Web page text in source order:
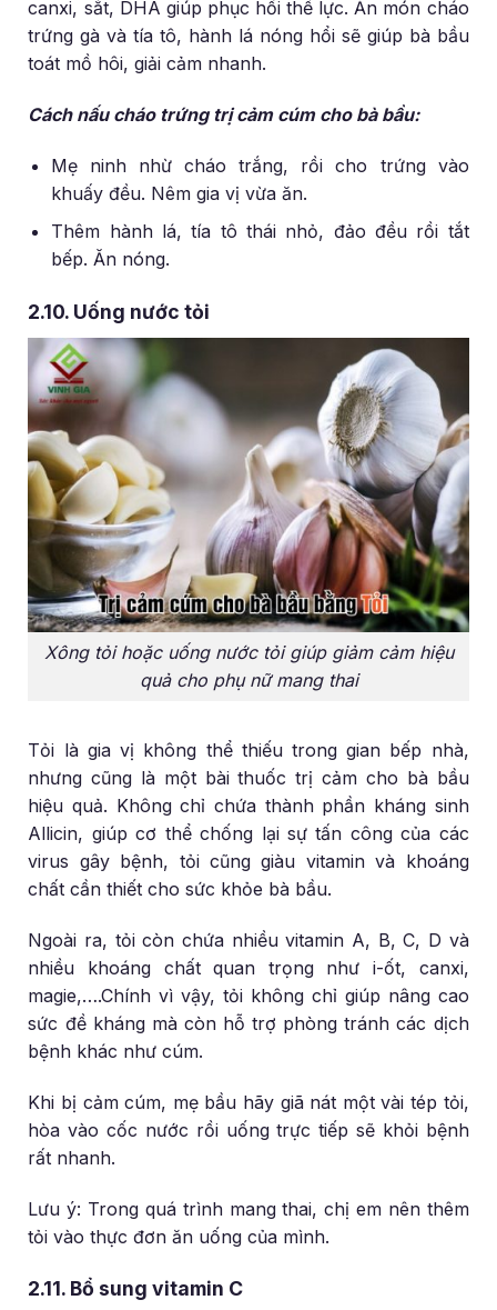
canxi, sắt, DHA giúp phục hồi thể lực. Ăn món cháo
trứng gà và tía tô, hành lá nóng hổi sẽ giúp bà bầu
toát mồ hôi, giải cảm nhanh.
Cách nấu cháo trứng trị cảm cúm cho bà bầu:
Mẹ ninh nhừ cháo trắng, rồi cho trứng vào
khuấy đều. Nêm gia vị vừa ăn.
Thêm hành lá, tía tô thái nhỏ, đảo đều rồi tắt
bếp. Ăn nóng.
2.10. Uống nước tỏi
Xông tỏi hoặc uống nước tỏi giúp giảm cảm hiệu
quả cho phụ nữ mang thai
Tỏi là gia vị không thể thiếu trong gian bếp nhà,
nhưng cũng là một bài thuốc trị cảm cho bà bầu
hiệu quả. Không chỉ chứa thành phần kháng sinh
Allicin, giúp cơ thể chống lại sự tấn công của các
virus gây bệnh, tỏi cũng giàu vitamin và khoáng
chất cần thiết cho sức khỏe bà bầu.
Ngoài ra, tỏi còn chứa nhiều vitamin A, B, C, D và
nhiều khoáng chất quan trọng như i-ốt, canxi,
magie,….Chính vì vậy, tỏi không chỉ giúp nâng cao
sức đề kháng mà còn hỗ trợ phòng tránh các dịch
bệnh khác như cúm.
Khi bị cảm cúm, mẹ bầu hãy giã nát một vài tép tỏi,
hòa vào cốc nước rồi uống trực tiếp sẽ khỏi bệnh
rất nhanh.
Lưu ý: Trong quá trình mang thai, chị em nên thêm
tỏi vào thực đơn ăn uống của mình.
2.11. Bổ sung vitamin C